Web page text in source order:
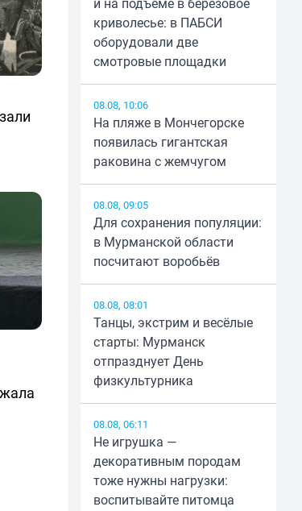
и на подъёме в берёзовое
криволесье: в ПАБСИ
оборудовали две
смотровые площадки
08.08, 10:06
На пляже в Мончегорске
появилась гигантская
раковина с жемчугом
08.08, 09:05
Для сохранения популяции:
в Мурманской области
посчитают воробьёв
08.08, 08:01
Танцы, экстрим и весёлые
старты: Мурманск
отпразднует День
физкультурника
08.08, 06:11
Не игрушка —
декоративным породам
тоже нужны нагрузки:
воспитывайте питомца